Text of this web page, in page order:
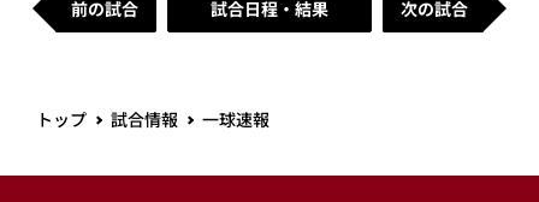
前の試合 試合日程・結果 次の試合
トップ 試合情報 一球速報